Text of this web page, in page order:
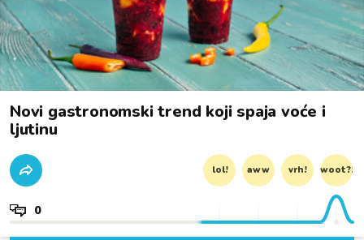
Novi gastronomski trend koji spaja voće i
ljutinu
lol! aww vrh! woot?!
0